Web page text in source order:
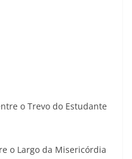
o Trevo do Estudante
o Largo da Misericórdia